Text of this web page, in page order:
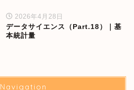
2026年4月28日
データサイエンス（Part.18）｜基
本統計量
Navigation